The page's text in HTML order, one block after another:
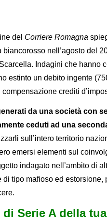
del Corriere Romagna
nell’agosto del
Indagini che hanno
estinto un debito ingente
crediti
da una società con
ceduti ad una
sull’intero territorio
emersi elementi sul
indagato nell’ambito di
tipo mafioso ed estorsione,
Serie A della